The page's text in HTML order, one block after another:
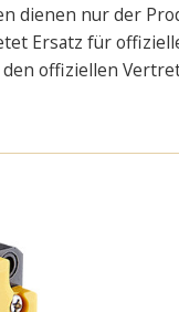
dienen nur der
Ersatz für
offiziellen